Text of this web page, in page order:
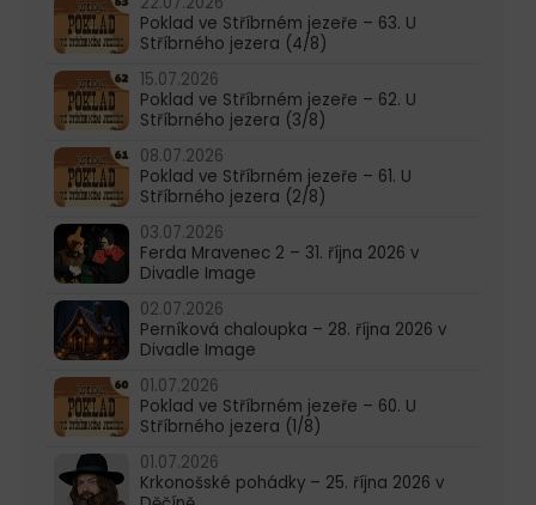
Poklad ve Stříbrném jezeře – 63. U
Stříbrného jezera (4/8)
15.07.2026
Poklad ve Stříbrném jezeře – 62. U
Stříbrného jezera (3/8)
08.07.2026
Poklad ve Stříbrném jezeře – 61. U
Stříbrného jezera (2/8)
03.07.2026
Ferda Mravenec 2 – 31. října 2026 v
Divadle Image
02.07.2026
Perníková chaloupka – 28. října 2026 v
Divadle Image
01.07.2026
Poklad ve Stříbrném jezeře – 60. U
Stříbrného jezera (1/8)
01.07.2026
Krkonošské pohádky – 25. října 2026 v